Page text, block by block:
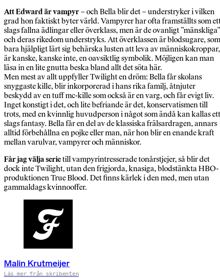
Att Edward är vampyr– och Bella blir det – understryker i vilken
grad hon faktiskt byter värld. Vampyrer har ofta framställts som
slags fallna ädlingar eller överklass, men är de ovanligt ”mänskliga”
och deras rikedom understryks. Att överklassen är blodsugare, som
bara hjälpligt lärt sig behärska lusten att leva av människokroppar,
är kanske, kanske inte, en oavsiktlig symbolik. Möjligen kan man
läsa in en lite gnutta beska bland allt det söta här.
Men mest av allt uppfyller Twilight en dröm: Bella får skolans
snyggaste kille, blir inkorporerad i hans rika familj, åtnjuter
beskydd av en tuff mc-kille som också är en varg, och får evigt liv.
Inget konstigt i det, och lite befriande är det, konservatismen till
trots, med en kvinnlig huvudperson i något som ändå kan kallas ett
slags fantasy. Bella får en del av de klassiska frälsardragen, annars
alltid förbehållna en pojke eller man, när hon blir en enande kraft
mellan varulvar, vampyrer och människor.
Får jag välja serietill vampyrintresserade tonårstjejer, så blir det
dock inte Twilight, utan den frigjorda, knasiga, blodstänkta HBO-
produktionen True Blood. Det finns kärlek i den med, men utan
gammaldags kvinnooffer.
Malin Krutmeijer
Läs mer från skribenten